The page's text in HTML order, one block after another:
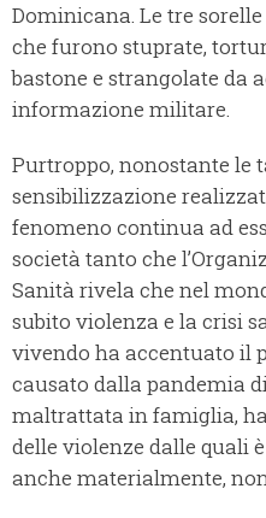
Dominicana. Le tre
che furono stuprate,
bastone e strangolate da
informazione militare.
Purtroppo, nonostante le
sensibilizzazione
fenomeno continua ad
società tanto che
Sanità rivela che nel
subito violenza e la crisi
vivendo ha accentuato il
causato dalla pandemia
maltrattata in famiglia,
delle violenze dalle quali
anche materialmente,